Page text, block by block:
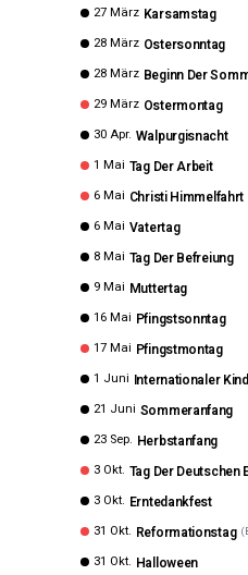
27 März Karsamstag
28 März Ostersonntag
28 März Beginn Der
29 März Ostermontag
30 Apr. Walpurgisnacht
1 Mai Tag Der Arbeit
6 Mai Christi Himmelfahrt
6 Mai Vatertag
8 Mai Tag Der Befreiung
9 Mai Muttertag
16 Mai Pfingstsonntag
17 Mai Pfingstmontag
1 Juni Internationaler
21 Juni Sommeranfang
23 Sep. Herbstanfang
3 Okt. Tag Der Deutschen
3 Okt. Erntedankfest
31 Okt. Reformationstag (
31 Okt. Halloween